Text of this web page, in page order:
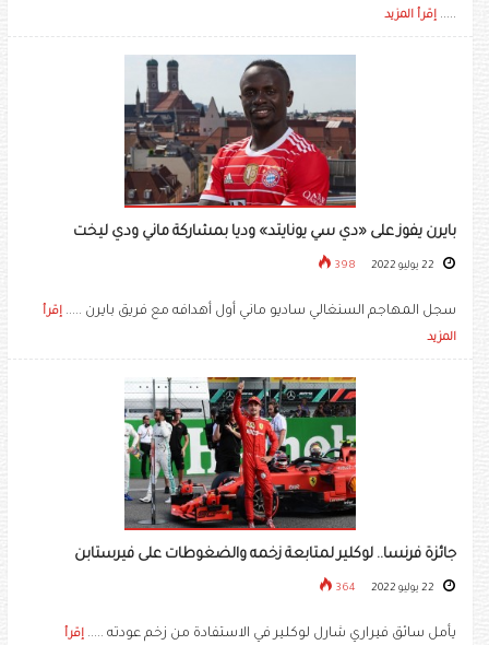
..... إقرأ المزيد
بايرن يفوز على «دي سي يونايتد» وديا بمشاركة ماني ودي ليخت
398
سجل المهاجم السنغالي ساديو ماني أول أهدافه مع فريق بايرن ..... إقرأ
المزيد
جائزة فرنسا.. لوكلير لمتابعة زخمه والضغوطات على فيرستابن
364
يأمل سائق فيراري شارل لوكلير في الاستفادة من زخم عودته ..... إقرأ